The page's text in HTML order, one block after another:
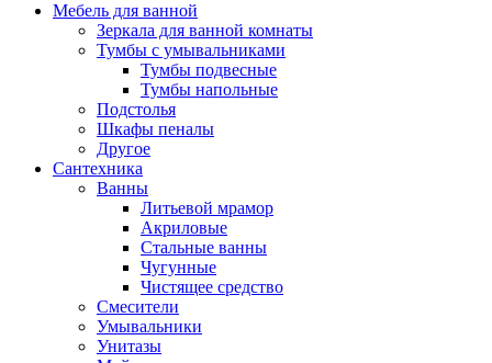
Мебель для ванной
Зеркала для ванной комнаты
Тумбы с умывальниками
Тумбы подвесные
Тумбы напольные
Подстолья
Шкафы пеналы
Другое
Сантехника
Ванны
Литьевой мрамор
Акриловые
Стальные ванны
Чугунные
Чистящее средство
Смесители
Умывальники
Унитазы